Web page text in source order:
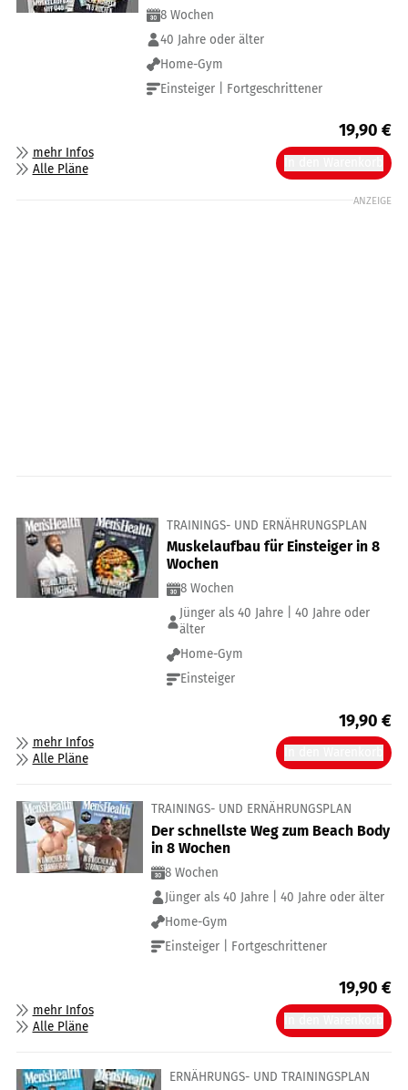
8 Wochen
40 Jahre oder älter
Home-Gym
Einsteiger | Fortgeschrittener
mehr Infos
Alle Pläne
19,90 €
ANZEIGE
TRAININGS- UND ERNÄHRUNGSPLAN
Muskelaufbau für Einsteiger in 8
Wochen
8 Wochen
Jünger als 40 Jahre | 40 Jahre oder
älter
Home-Gym
Einsteiger
mehr Infos
Alle Pläne
19,90 €
TRAININGS- UND ERNÄHRUNGSPLAN
Der schnellste Weg zum Beach Body
in 8 Wochen
8 Wochen
Jünger als 40 Jahre | 40 Jahre oder älter
Home-Gym
Einsteiger | Fortgeschrittener
mehr Infos
Alle Pläne
19,90 €
ERNÄHRUNGS- UND TRAININGSPLAN